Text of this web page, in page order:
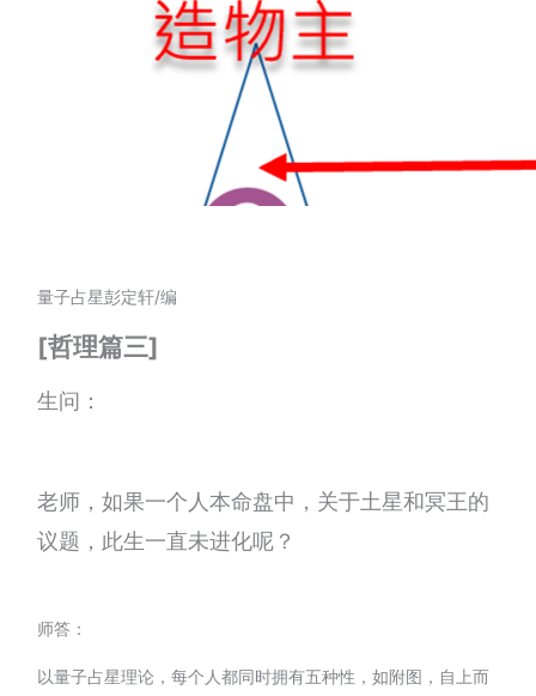
量子占星彭定轩/编
[哲理篇三]
生问：
老师，如果一个人本命盘中，关于土星和冥王的
议题，此生一直未进化呢？
师答：
以量子占星理论，每个人都同时拥有五种性，如附图，自上而